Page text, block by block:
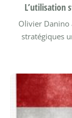
L’utilisation
Olivier Danino
stratégiques